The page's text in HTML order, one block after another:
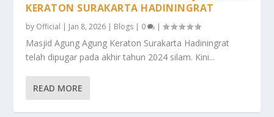
KERATON SURAKARTA HADININGRAT
by Official | Jan 8, 2026 | Blogs | 0 |
Masjid Agung Agung Keraton Surakarta Hadiningrat
telah dipugar pada akhir tahun 2024 silam. Kini...
READ MORE